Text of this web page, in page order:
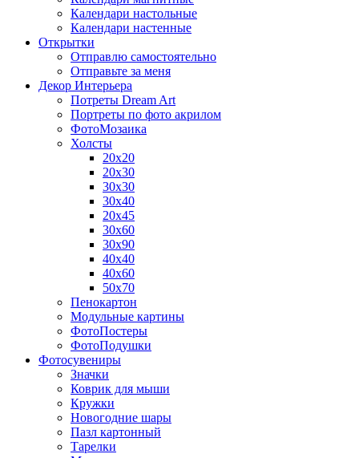
Календари настольные
Календари настенные
Открытки
Отправлю самостоятельно
Отправьте за меня
Декор Интерьера
Потреты Dream Art
Портреты по фото акрилом
ФотоМозаика
Холсты
20х20
20х30
30х30
30х40
20х45
30х60
30х90
40х40
40х60
50х70
Пенокартон
Модульные картины
ФотоПостеры
ФотоПодушки
Фотоcувениры
Значки
Коврик для мыши
Кружки
Новогодние шары
Пазл картонный
Тарелки